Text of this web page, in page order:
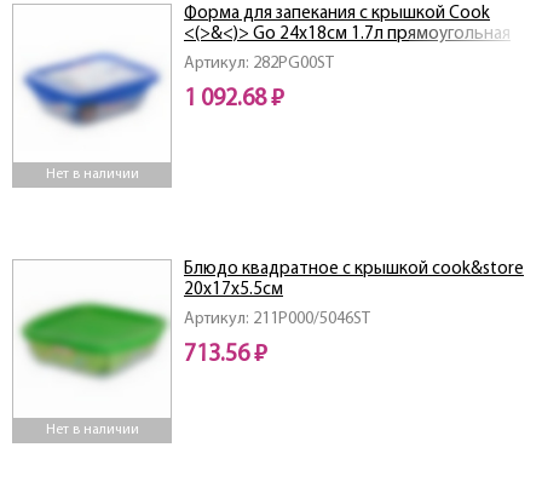
Нет в наличии
Артикул: 282PG00ST
Форма для запекания с крышкой Cook
<(>&<)> Go 24х18см 1.7л прямоугольная
1 092.68 ₽
Нет в наличии
Артикул: 211P000/5046ST
Блюдо квадратное с крышкой cook&store
20x17x5.5см
713.56 ₽